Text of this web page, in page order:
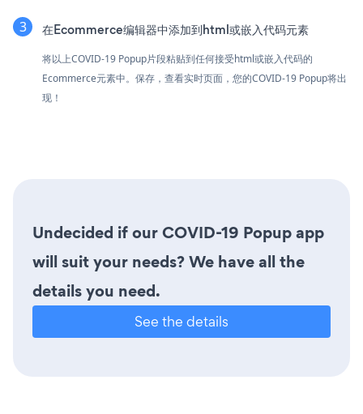
在Ecommerce编辑器中添加到html或嵌入代码元素
将以上COVID-19 Popup片段粘贴到任何接受html或嵌入代码的
Ecommerce元素中。保存，查看实时页面，您的COVID-19 Popup将出
现！
Undecided if our COVID-19 Popup app
will suit your needs? We have all the
details you need.
See the details